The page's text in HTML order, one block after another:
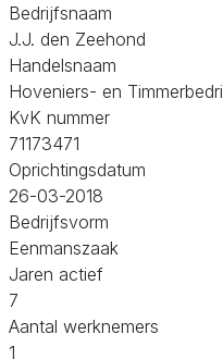
Bedrijfsnaam
J.J. den Zeehond
Handelsnaam
Hoveniers- en
KvK nummer
71173471
Oprichtingsdatum
26-03-2018
Bedrijfsvorm
Eenmanszaak
Jaren actief
7
Aantal werknemers
1